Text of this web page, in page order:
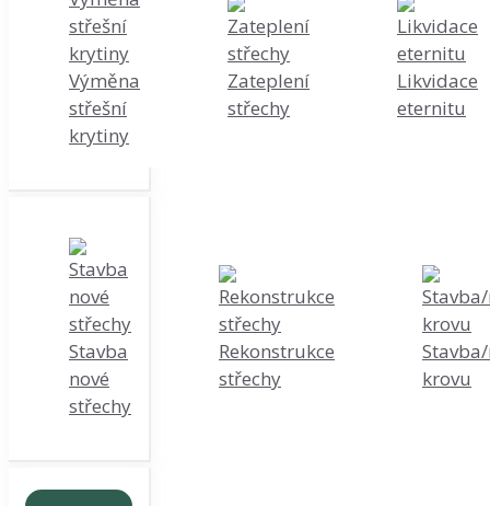
Výměna
střešní
krytiny
Zateplení
střechy
Likvidace
eternitu
Stavba
nové
střechy
Rekonstrukce
střechy
krovu